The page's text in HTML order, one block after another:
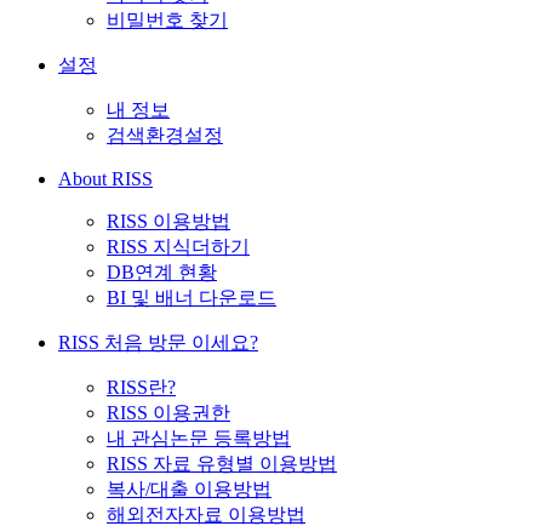
비밀번호 찾기
설정
내 정보
검색환경설정
About RISS
RISS 이용방법
RISS 지식더하기
DB연계 현황
BI 및 배너 다운로드
RISS 처음 방문 이세요?
RISS란?
RISS 이용권한
내 관심논문 등록방법
RISS 자료 유형별 이용방법
복사/대출 이용방법
해외전자자료 이용방법